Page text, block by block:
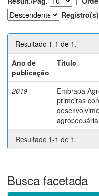
Registro(s)
Resultado 1-1 de 1.
Ano de
publicação
Título
2019
Embrapa
primeiras
Resultado 1-1 de 1.
Busca facetada